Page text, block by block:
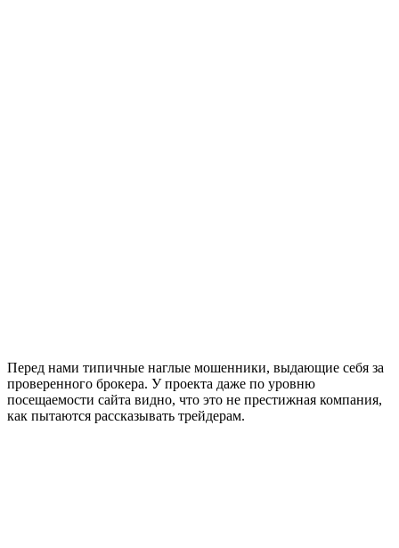
Перед нами типичные наглые мошенники, выдающие себя за
проверенного брокера. У проекта даже по уровню
посещаемости сайта видно, что это не престижная компания,
как пытаются рассказывать трейдерам.